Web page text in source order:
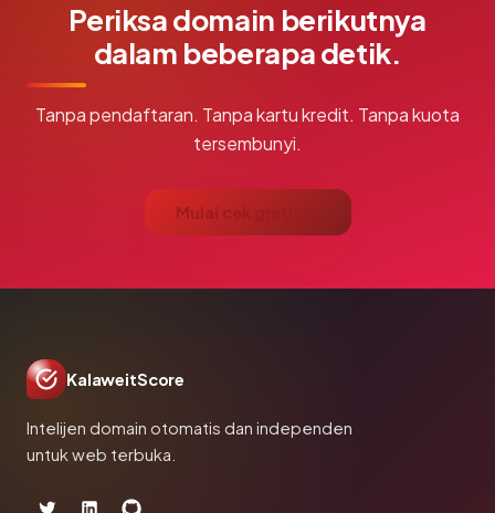
Periksa domain berikutnya
dalam beberapa detik.
Tanpa pendaftaran. Tanpa kartu kredit. Tanpa kuota
tersembunyi.
Mulai cek gratis →
KalaweitScore
Intelijen domain otomatis dan independen
untuk web terbuka.